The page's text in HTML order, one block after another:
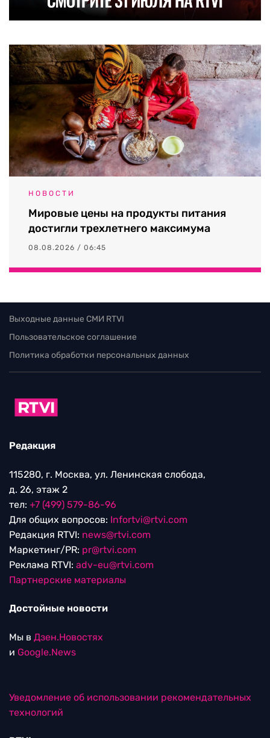
НОВОСТИ
Мировые цены на продукты питания
достигли трехлетнего максимума
08.08.2026 / 06:45
Выходные данные СМИ RTVI
Пользовательское соглашение
Политика обработки персональных данных
Редакция
115280, г. Москва, ул. Ленинская слобода,
д. 26, этаж 2
тел: +7 (499) 579-86-96
Для общих вопросов: Infortvi@rtvi.com
Редакция RTVI: news@rtvi.com
Маркетинг/PR: pr@rtvi.com
Реклама RTVI: adv-eu@rtvi.com
Партнерские материалы
Достойные новости
Мы в Дзен.Новостях
и Google.News
Уведомление об использовании рекомендательных
технологий